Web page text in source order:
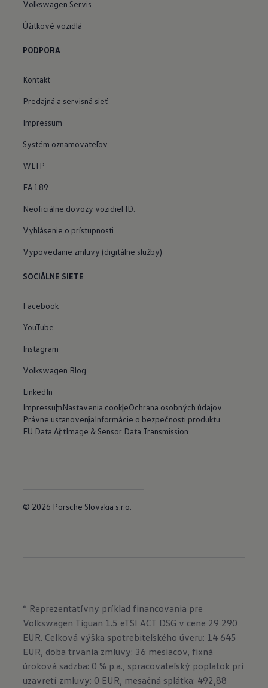
Volkswagen Servis
Úžitkové vozidlá
PODPORA
Kontakt
Predajná a servisná sieť
Impressum
Systém oznamovateľov
WLTP
EA 189
Neoficiálne dovozy vozidiel ID.
Vyhlásenie o prístupnosti
Vypovedanie zmluvy (digitálne služby)
SOCIÁLNE SIETE
Facebook
YouTube
Instagram
Volkswagen Blog
LinkedIn
ImpressumNastavenia cookieOchrana osobných údajov
Právne ustanoveniaInformácie o bezpečnosti produktu
EU Data ActImage & Sensor Data Transmission
© 2026 Porsche Slovakia s.r.o.
* Reprezentatívny príklad financovania pre
Volkswagen Tiguan 1.5 eTSI ACT DSG v cene 29 290
EUR. Celková výška spotrebiteľského úveru: 14 645
EUR, doba trvania zmluvy: 36 mesiacov, fixná
úroková sadzba: 0 % p.a., spracovateľský poplatok pri
uzavretí zmluvy: 0 EUR, mesačná splátka: 492,88